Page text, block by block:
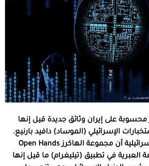
على إيران وثائق جديدة قيل إنها
الإسرائيلي (الموساد) دافيد بارنيع.
وأكدت وسائل إعلام إسرائيلية أن مجموعة الهاكرز Open Hands
العبرية في تطبيق (تيليغرام) ما قيل إنها